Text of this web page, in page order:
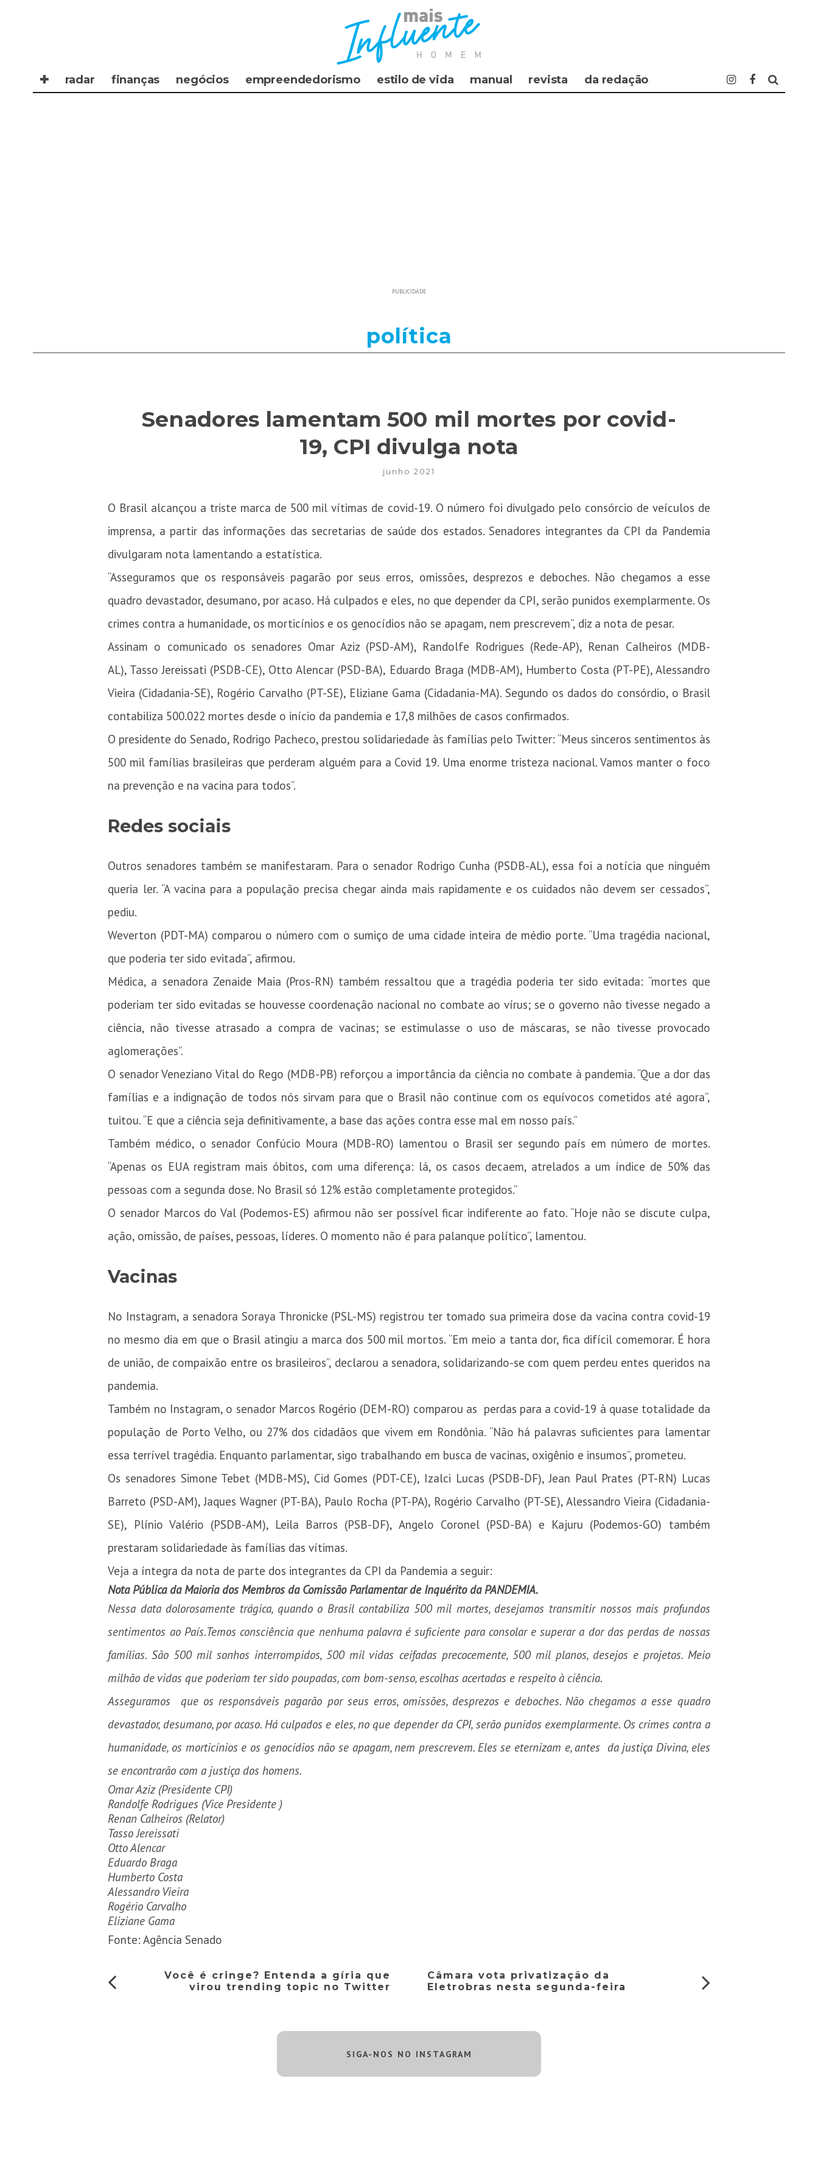
✚ radar finanças negócios empreendedorismo estilo de vida manual revista da redação
PUBLICIDADE
política
Senadores lamentam 500 mil mortes por covid-
19, CPI divulga nota
junho 2021
O Brasil alcançou a triste marca de 500 mil vítimas de covid-19. O número foi divulgado pelo consórcio de veículos de
imprensa, a partir das informações das secretarias de saúde dos estados. Senadores integrantes da CPI da Pandemia
divulgaram nota lamentando a estatística.
“Asseguramos que os responsáveis pagarão por seus erros, omissões, desprezos e deboches. Não chegamos a esse
quadro devastador, desumano, por acaso. Há culpados e eles, no que depender da CPI, serão punidos exemplarmente. Os
crimes contra a humanidade, os morticínios e os genocídios não se apagam, nem prescrevem”, diz a nota de pesar.
Assinam o comunicado os senadores Omar Aziz (PSD-AM), Randolfe Rodrigues (Rede-AP), Renan Calheiros (MDB-
AL), Tasso Jereissati (PSDB-CE), Otto Alencar (PSD-BA), Eduardo Braga (MDB-AM), Humberto Costa (PT-PE), Alessandro
Vieira (Cidadania-SE), Rogério Carvalho (PT-SE), Eliziane Gama (Cidadania-MA). Segundo os dados do consórdio, o Brasil
contabiliza 500.022 mortes desde o início da pandemia e 17,8 milhões de casos confirmados.
O presidente do Senado, Rodrigo Pacheco, prestou solidariedade às famílias pelo Twitter: “Meus sinceros sentimentos às
500 mil famílias brasileiras que perderam alguém para a Covid 19. Uma enorme tristeza nacional. Vamos manter o foco
na prevenção e na vacina para todos”.
Redes sociais
Outros senadores também se manifestaram. Para o senador Rodrigo Cunha (PSDB-AL), essa foi a notícia que ninguém
queria ler. “A vacina para a população precisa chegar ainda mais rapidamente e os cuidados não devem ser cessados”,
pediu.
Weverton (PDT-MA) comparou o número com o sumiço de uma cidade inteira de médio porte. “Uma tragédia nacional,
que poderia ter sido evitada”, afirmou.
Médica, a senadora Zenaide Maia (Pros-RN) também ressaltou que a tragédia poderia ter sido evitada: “mortes que
poderiam ter sido evitadas se houvesse coordenação nacional no combate ao vírus; se o governo não tivesse negado a
ciência, não tivesse atrasado a compra de vacinas; se estimulasse o uso de máscaras, se não tivesse provocado
aglomerações”.
O senador Veneziano Vital do Rego (MDB-PB) reforçou a importância da ciência no combate à pandemia. “Que a dor das
famílias e a indignação de todos nós sirvam para que o Brasil não continue com os equívocos cometidos até agora”,
tuitou. “E que a ciência seja definitivamente, a base das ações contra esse mal em nosso país.”
Também médico, o senador Confúcio Moura (MDB-RO) lamentou o Brasil ser segundo país em número de mortes.
“Apenas os EUA registram mais óbitos, com uma diferença: lá, os casos decaem, atrelados a um índice de 50% das
pessoas com a segunda dose. No Brasil só 12% estão completamente protegidos.”
O senador Marcos do Val (Podemos-ES) afirmou não ser possível ficar indiferente ao fato. “Hoje não se discute culpa,
ação, omissão, de países, pessoas, líderes. O momento não é para palanque político”, lamentou.
Vacinas
No Instagram, a senadora Soraya Thronicke (PSL-MS) registrou ter tomado sua primeira dose da vacina contra covid-19
no mesmo dia em que o Brasil atingiu a marca dos 500 mil mortos. “Em meio a tanta dor, fica difícil comemorar. É hora
de união, de compaixão entre os brasileiros”, declarou a senadora, solidarizando-se com quem perdeu entes queridos na
pandemia.
Também no Instagram, o senador Marcos Rogério (DEM-RO) comparou as perdas para a covid-19 à quase totalidade da
população de Porto Velho, ou 27% dos cidadãos que vivem em Rondônia. “Não há palavras suficientes para lamentar
essa terrível tragédia. Enquanto parlamentar, sigo trabalhando em busca de vacinas, oxigênio e insumos”, prometeu.
Os senadores Simone Tebet (MDB-MS), Cid Gomes (PDT-CE), Izalci Lucas (PSDB-DF), Jean Paul Prates (PT-RN) Lucas
Barreto (PSD-AM), Jaques Wagner (PT-BA), Paulo Rocha (PT-PA), Rogério Carvalho (PT-SE), Alessandro Vieira (Cidadania-
SE), Plínio Valério (PSDB-AM), Leila Barros (PSB-DF), Angelo Coronel (PSD-BA) e Kajuru (Podemos-GO) também
prestaram solidariedade às famílias das vítimas.
Veja a íntegra da nota de parte dos integrantes da CPI da Pandemia a seguir:
Nota Pública da Maioria dos Membros da Comissão Parlamentar de Inquérito da PANDEMIA.
Nessa data dolorosamente trágica, quando o Brasil contabiliza 500 mil mortes, desejamos transmitir nossos mais profundos
sentimentos ao País.Temos consciência que nenhuma palavra é suficiente para consolar e superar a dor das perdas de nossas
famílias. São 500 mil sonhos interrompidos, 500 mil vidas ceifadas precocemente, 500 mil planos, desejos e projetos. Meio
milhão de vidas que poderiam ter sido poupadas, com bom-senso, escolhas acertadas e respeito à ciência.
Asseguramos que os responsáveis pagarão por seus erros, omissões, desprezos e deboches. Não chegamos a esse quadro
devastador, desumano, por acaso. Há culpados e eles, no que depender da CPI, serão punidos exemplarmente. Os crimes contra a
humanidade, os morticínios e os genocídios não se apagam, nem prescrevem. Eles se eternizam e, antes da justiça Divina, eles
se encontrarão com a justiça dos homens.
Omar Aziz (Presidente CPI)
Randolfe Rodrigues (Vice Presidente )
Renan Calheiros (Relator)
Tasso Jereissati
Otto Alencar
Eduardo Braga
Humberto Costa
Alessandro Vieira
Rogério Carvalho
Eliziane Gama
Fonte: Agência Senado
Você é cringe? Entenda a gíria que
virou trending topic no Twitter
Câmara vota privatização da
Eletrobras nesta segunda-feira
SIGA-NOS NO INSTAGRAM